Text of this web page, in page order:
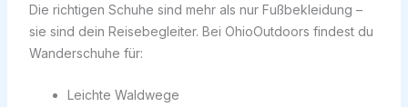
Die richtigen Schuhe sind mehr als nur Fußbekleidung –
sie sind dein Reisebegleiter. Bei OhioOutdoors findest du
Wanderschuhe für:
Leichte Waldwege